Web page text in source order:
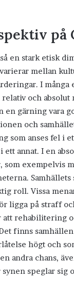
på
en stark etisk
mellan
I många
och absolut
en gärning vara
och
som anses fel i
ett annat. I en
som exempelvis
roll. Vissa
ligga på straff
att rehabilitering
finns
högt och
andra chans,
speglar sig